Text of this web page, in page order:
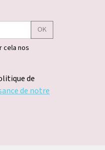
OK
cela nos
de
de notre